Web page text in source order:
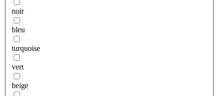
noir
bleu
turquoise
vert
beige